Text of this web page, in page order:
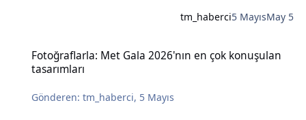
tm_haberci5 MayısMay 5
Fotoğraflarla: Met Gala 2026'nın en çok konuşulan
tasarımları
Gönderen:tm_haberci, 5 Mayıs